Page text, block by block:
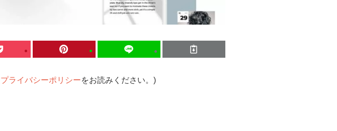
プライバシーポリシーをお読みください。)